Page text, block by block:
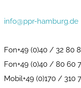
info@ppr-hamburg.de
Fon+49 (0)40 / 32 80
Fon+49 (0)40 / 80 60
Mobil+49 (0)170 / 310